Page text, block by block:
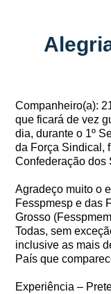
Companheiro(a):
que ficará de vez
dia, durante o 1º
da Força Sindical,
Confederação dos
Agradeço muito o
Fesspmesp e das
Grosso
Todas, sem
inclusive as mais
País que
Experiência –